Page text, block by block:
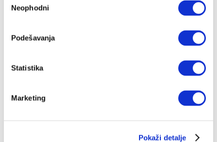
сагласности
Neophodni
Podešavanja
Statistika
Marketing
Pokaži detalje
Zaboravljena lozinka?